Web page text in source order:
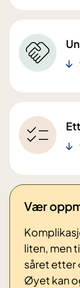
Vær
liten, men
såret etter
Øyet kan